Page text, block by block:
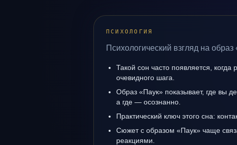
ПСИХОЛОГИЯ
Психологический взгляд на образ
Такой сон часто появляется, когда
очевидного шага.
Образ «Паук» показывает, где вы
а где — осознанно.
Практический ключ этого сна:
Сюжет с образом «Паук» чаще
реакциями.